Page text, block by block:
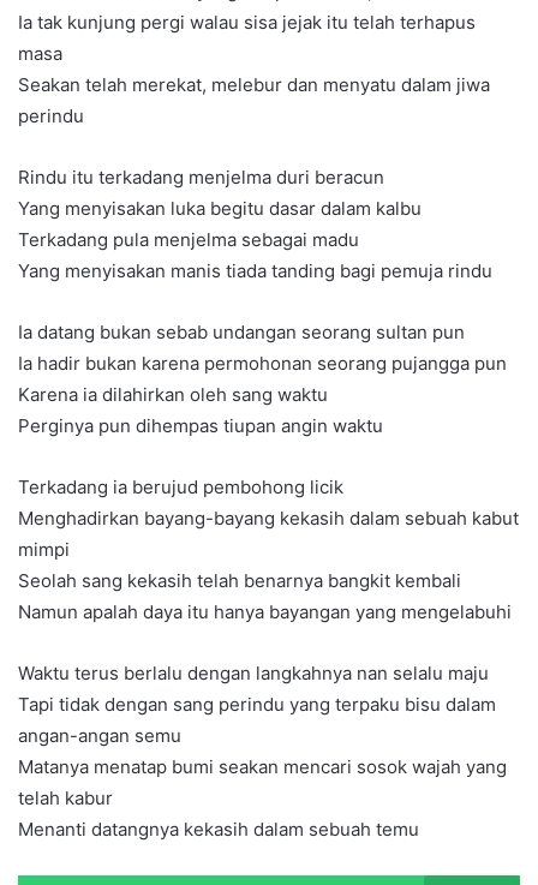
Ia tak kunjung pergi walau sisa jejak itu telah terhapus
masa
Seakan telah merekat, melebur dan menyatu dalam jiwa
perindu
Rindu itu terkadang menjelma duri beracun
Yang menyisakan luka begitu dasar dalam kalbu
Terkadang pula menjelma sebagai madu
Yang menyisakan manis tiada tanding bagi pemuja rindu
Ia datang bukan sebab undangan seorang sultan pun
Ia hadir bukan karena permohonan seorang pujangga pun
Karena ia dilahirkan oleh sang waktu
Perginya pun dihempas tiupan angin waktu
Terkadang ia berujud pembohong licik
Menghadirkan bayang-bayang kekasih dalam sebuah kabut
mimpi
Seolah sang kekasih telah benarnya bangkit kembali
Namun apalah daya itu hanya bayangan yang mengelabuhi
Waktu terus berlalu dengan langkahnya nan selalu maju
Tapi tidak dengan sang perindu yang terpaku bisu dalam
angan-angan semu
Matanya menatap bumi seakan mencari sosok wajah yang
telah kabur
Menanti datangnya kekasih dalam sebuah temu